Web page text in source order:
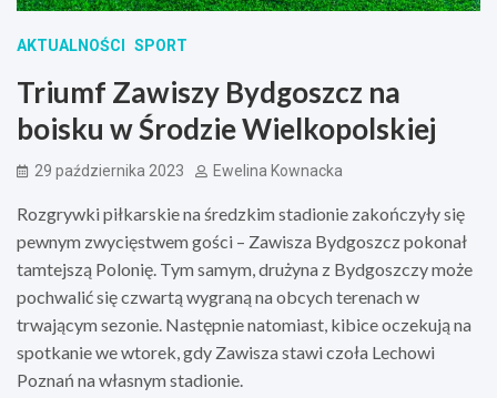
AKTUALNOŚCI SPORT
Triumf Zawiszy Bydgoszcz na
boisku w Środzie Wielkopolskiej
29 października 2023 Ewelina Kownacka
Rozgrywki piłkarskie na średzkim stadionie zakończyły się
pewnym zwycięstwem gości – Zawisza Bydgoszcz pokonał
tamtejszą Polonię. Tym samym, drużyna z Bydgoszczy może
pochwalić się czwartą wygraną na obcych terenach w
trwającym sezonie. Następnie natomiast, kibice oczekują na
spotkanie we wtorek, gdy Zawisza stawi czoła Lechowi
Poznań na własnym stadionie.